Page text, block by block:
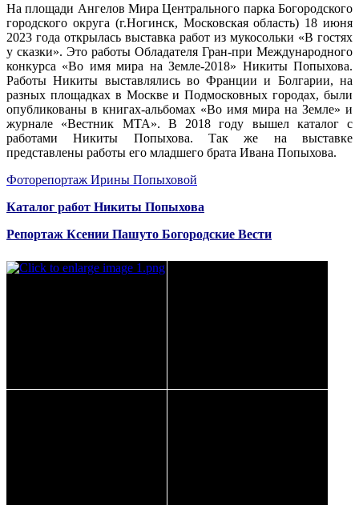
На площади Ангелов Мира Центрального парка Богородского
городского округа (г.Ногинск, Московская область) 18 июня
2023 года открылась выставка работ из мукосольки «В гостях
у сказки». Это работы Обладателя Гран-при Международного
конкурса «Во имя мира на Земле-2018» Никиты Попыхова.
Работы Никиты выставлялись во Франции и Болгарии, на
разных площадках в Москве и Подмосковных городах, были
опубликованы в книгах-альбомах «Во имя мира на Земле» и
журнале «Вестник МТА». В 2018 году вышел каталог с
работами Никиты Попыхова. Так же на выставке
представлены работы его младшего брата Ивана Попыхова.
Фоторепортаж Ирины Попыховой
Каталог работ Никиты Попыхова
Репортаж Ксении Пашуто Богородские Вести